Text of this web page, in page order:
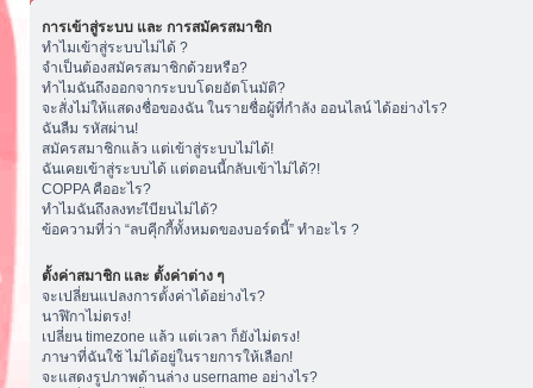
การเข้าสู่ระบบ และ การสมัครสมาชิก
ทำไมเข้าสู่ระบบไม่ได้ ?
จำเป็นต้องสมัครสมาชิกด้วยหรือ?
ทำไมฉันถึงออกจากระบบโดยอัตโนมัติ?
จะสั่งไม่ให้แสดงชื่อของฉัน ในรายชื่อผู้ที่กำลัง ออนไลน์ ได้อย่างไร?
ฉันลืม รหัสผ่าน!
สมัครสมาชิกแล้ว แต่เข้าสู่ระบบไม่ได้!
ฉันเคยเข้าสู่ระบบได้ แต่ตอนนี้กลับเข้าไม่ได้?!
COPPA คืออะไร?
ทำไมฉันถึงลงทะเีบียนไม่ได้?
ข้อความที่ว่า “ลบคุีกกี้ทั้งหมดของบอร์ดนี้” ทำอะไร ?
ตั้งค่าสมาชิก และ ตั้งค่าต่าง ๆ
จะเปลี่ยนแปลงการตั้งค่าได้อย่างไร?
นาฬิกาไม่ตรง!
เปลี่ยน timezone แล้ว แต่เวลา ก็ยังไม่ตรง!
ภาษาที่ฉันใช้ ไม่ได้อยู่ในรายการให้เลือก!
จะแสดงรูปภาพด้านล่าง username อย่างไร?